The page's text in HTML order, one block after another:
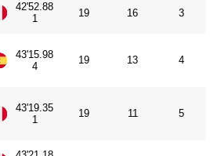
42'52.88
1
19 16 3
43'15.98
4
19 13 4
43'19.35
1
19 11 5